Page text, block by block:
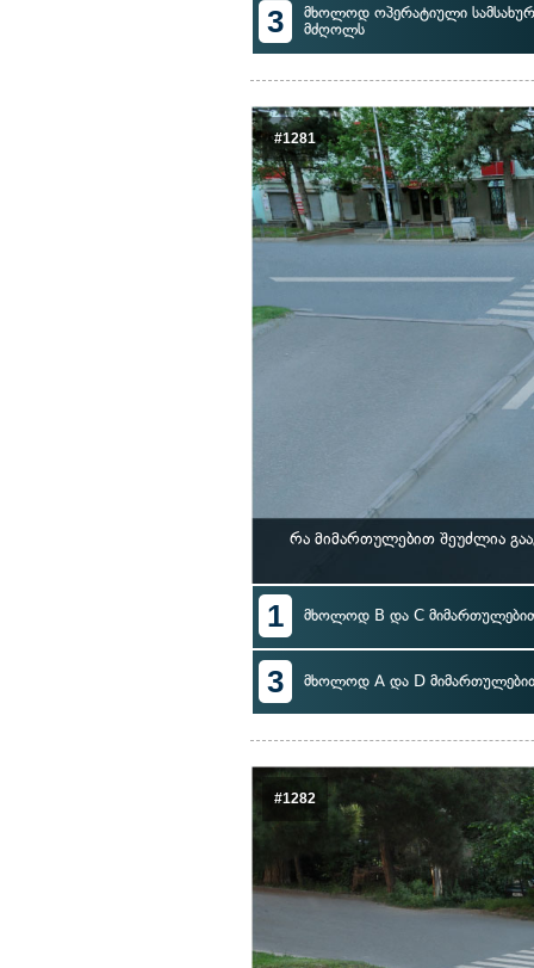
3
მხოლოდ ოპერატიული
მძღოლს
#1281
რა მიმართულებით შეუძლია
1 მხოლოდ B და C
3 მხოლოდ A და D
#1282